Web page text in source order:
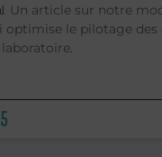
Un article sur notre
optimise le pilotage des